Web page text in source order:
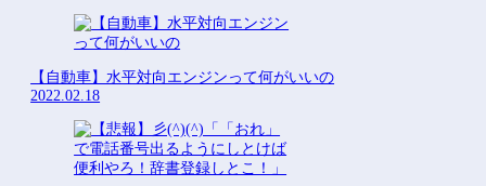
【自動車】水平対向エンジンって何がいいの
2022.02.18